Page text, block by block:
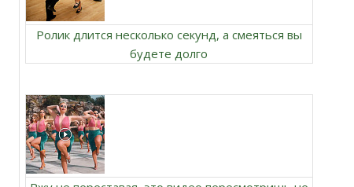
Ролик длится несколько секунд, а смеяться вы
будете долго